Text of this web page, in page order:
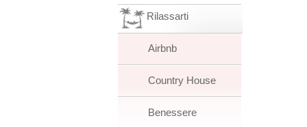
Rilassarti
Airbnb
Country House
Benessere